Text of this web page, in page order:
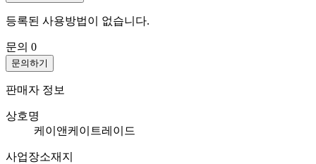
등록된 사용방법이 없습니다.
문의 0
문의하기
판매자 정보
상호명
케이앤케이트레이드
사업장소재지